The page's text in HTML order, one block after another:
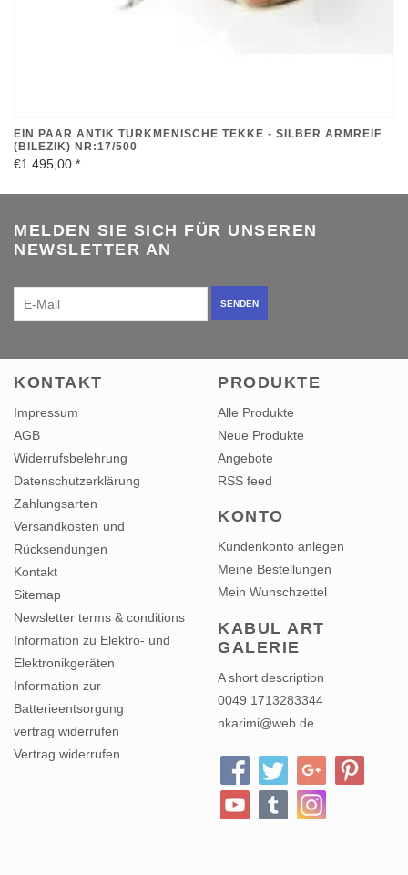
EIN PAAR ANTIK TURKMENISCHE TEKKE - SILBER ARMREIF
(BILEZIK) NR:17/500
€1.495,00 *
MELDEN SIE SICH FÜR UNSEREN
NEWSLETTER AN
SENDEN
KONTAKT
Impressum
AGB
Widerrufsbelehrung
Datenschutzerklärung
Zahlungsarten
Versandkosten und
Rücksendungen
Kontakt
Sitemap
Newsletter terms & conditions
Information zu Elektro- und
Elektronikgeräten
Information zur
Batterieentsorgung
vertrag widerrufen
Vertrag widerrufen
PRODUKTE
Alle Produkte
Neue Produkte
Angebote
RSS feed
KONTO
Kundenkonto anlegen
Meine Bestellungen
Mein Wunschzettel
KABUL ART
GALERIE
A short description
0049 1713283344
nkarimi@web.de